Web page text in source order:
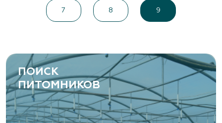
7 8 9
ПОИСК
ПИТОМНИКОВ